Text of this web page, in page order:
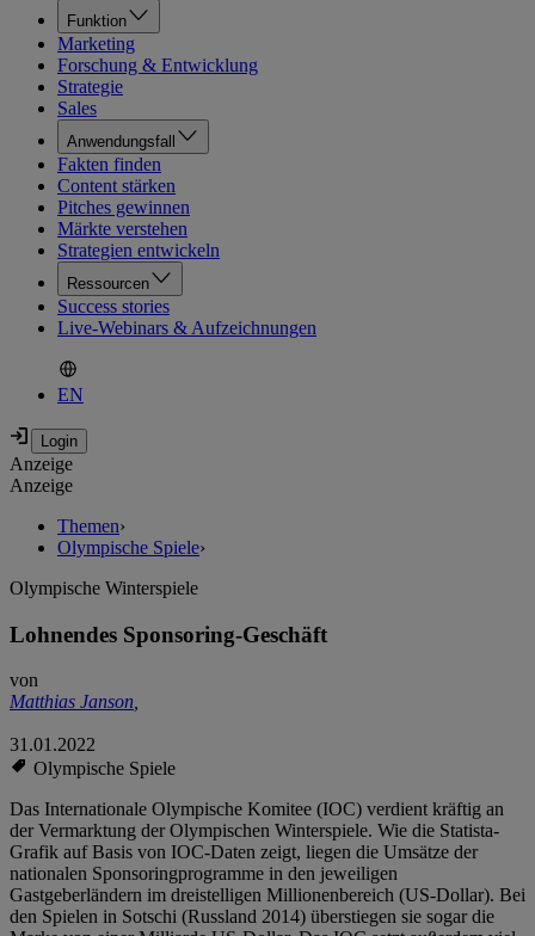
Funktion
Marketing
Forschung & Entwicklung
Strategie
Sales
Anwendungsfall
Fakten finden
Content stärken
Pitches gewinnen
Märkte verstehen
Strategien entwickeln
Ressourcen
Success stories
Live-Webinars & Aufzeichnungen
EN
Anzeige
Anzeige
Themen›
Olympische Spiele›
Olympische Winterspiele
Lohnendes Sponsoring-Geschäft
von
Matthias Janson,
31.01.2022
Olympische Spiele
Das Internationale Olympische Komitee (IOC) verdient kräftig an
der Vermarktung der Olympischen Winterspiele. Wie die Statista-
Grafik auf Basis von IOC-Daten zeigt, liegen die Umsätze der
nationalen Sponsoringprogramme in den jeweiligen
Gastgeberländern im dreistelligen Millionenbereich (US-Dollar). Bei
den Spielen in Sotschi (Russland 2014) überstiegen sie sogar die